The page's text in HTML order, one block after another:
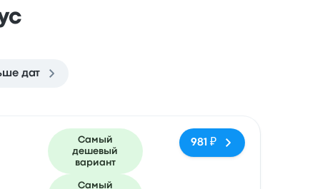
дат
Самый
дешевый
вариант
Самый
981 ₽